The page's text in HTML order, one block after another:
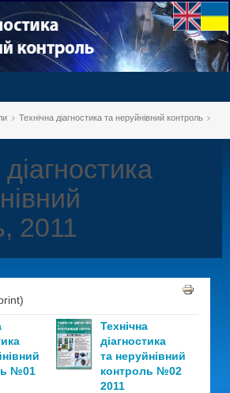
Технічна діагностика та неруйнівний контроль
2011
№01
Технічна
діагностика
та неруйнівний
контроль №02
2011